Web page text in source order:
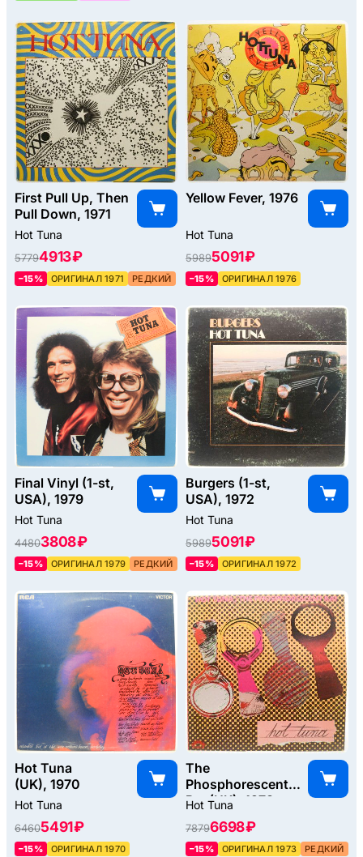
First Pull Up, Then
Pull Down, 1971
Hot Tuna
57794913 ₽
–15% ОРИГИНАЛ 1971 РЕДКИЙ
Yellow Fever, 1976
Hot Tuna
59895091 ₽
–15% ОРИГИНАЛ 1976
Final Vinyl (1-st,
USA), 1979
Hot Tuna
44803808 ₽
–15% ОРИГИНАЛ 1979 РЕДКИЙ
Burgers (1-st,
USA), 1972
Hot Tuna
59895091 ₽
–15% ОРИГИНАЛ 1972
Hot Tuna
(UK), 1970
Hot Tuna
64605491 ₽
–15% ОРИГИНАЛ 1970
The
Phosphorescent
Rat (UK), 1973
Hot Tuna
78796698 ₽
–15% ОРИГИНАЛ 1973 РЕДКИЙ